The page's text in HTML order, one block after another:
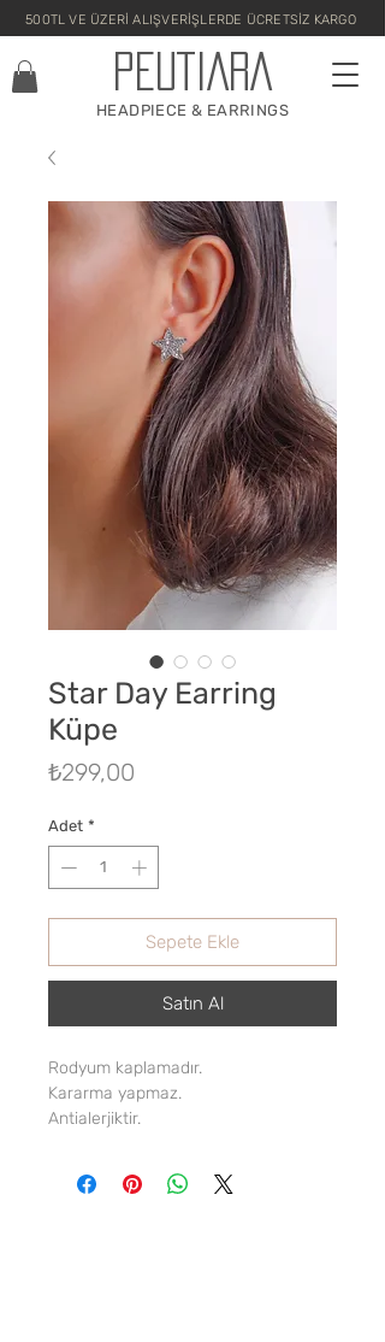
500TL VE ÜZERİ ALIŞVERİŞLERDE ÜCRETSİZ KARGO
PEUTIARA
HEADPIECE & EARRINGS
Star Day Earring
Küpe
₺299,00
Adet *
Sepete Ekle
Satın Al
Rodyum kaplamadır.
Kararma yapmaz.
Antialerjiktir.